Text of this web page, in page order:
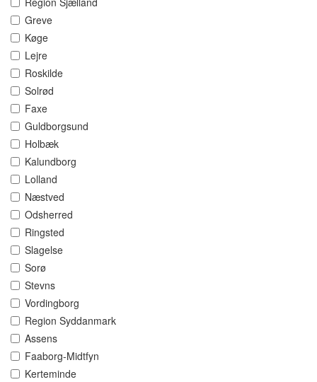
Greve
Køge
Lejre
Roskilde
Solrød
Faxe
Guldborgsund
Holbæk
Kalundborg
Lolland
Næstved
Odsherred
Ringsted
Slagelse
Sorø
Stevns
Vordingborg
Region Syddanmark
Assens
Faaborg-Midtfyn
Kerteminde